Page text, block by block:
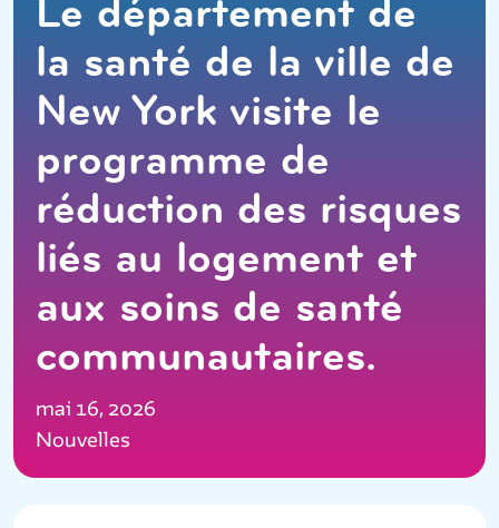
Le département de
la santé de la ville de
New York visite le
programme de
réduction des risques
liés au logement et
aux soins de santé
communautaires.
mai 16, 2026
Nouvelles